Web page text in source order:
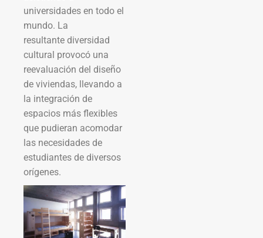
universidades en todo el
mundo. La
resultante diversidad
cultural provocó una
reevaluación del diseño
de viviendas, llevando a
la integración de
espacios más flexibles
que pudieran acomodar
las necesidades de
estudiantes de diversos
orígenes.